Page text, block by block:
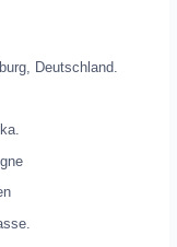
Deutschland.